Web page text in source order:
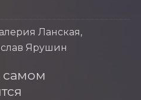
Ланская,
Ярушин
самом